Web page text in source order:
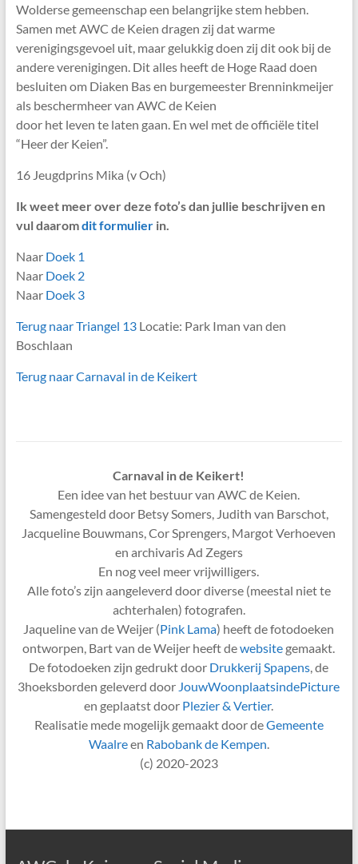
Wolderse gemeenschap een belangrijke stem hebben.
Samen met AWC de Keien dragen zij dat warme
verenigingsgevoel uit, maar gelukkig doen zij dit ook bij de
andere verenigingen. Dit alles heeft de Hoge Raad doen
besluiten om Diaken Bas en burgemeester Brenninkmeijer
als beschermheer van AWC de Keien
door het leven te laten gaan. En wel met de officiële titel
“Heer der Keien”.
16 Jeugdprins Mika (v Och)
Ik weet meer over deze foto’s dan jullie beschrijven en
vul daaromdit formulierin.
Naar Doek 1
Naar Doek 2
Naar Doek 3
Terug naar Triangel 13Locatie: Park Iman van den
Boschlaan
Terug naar Carnaval in de Keikert
Carnaval in de Keikert!
Een idee van het bestuur van AWC de Keien.
Samengesteld door Betsy Somers, Judith van Barschot,
Jacqueline Bouwmans, Cor Sprengers, Margot Verhoeven
en archivaris Ad Zegers
En nog veel meer vrijwilligers.
Alle foto’s zijn aangeleverd door diverse (meestal niet te
achterhalen) fotografen.
Jaqueline van de Weijer (Pink Lama) heeft de fotodoeken
ontworpen, Bart van de Weijer heeft dewebsite gemaakt.
De fotodoeken zijn gedrukt door Drukkerij Spapens, de
3hoeksborden geleverd door JouwWoonplaatsindePicture
en geplaatst door Plezier & Vertier.
Realisatie mede mogelijk gemaakt door deGemeente
Waalreen Rabobank de Kempen.
(c) 2020-2023